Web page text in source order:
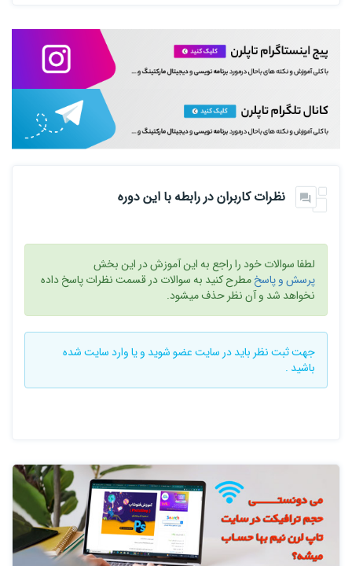
نظرات کاربران در رابطه با این دوره
لطفا سوالات خود را راجع به این آموزش در این بخش
پرسش و پاسخمطرح کنید به سوالات در قسمت نظرات پاسخ داده
نخواهد شد و آن نظر حذف میشود.
جهت ثبت نظر باید در سایتعضو شوید و یاوارد سایتشده
باشید .